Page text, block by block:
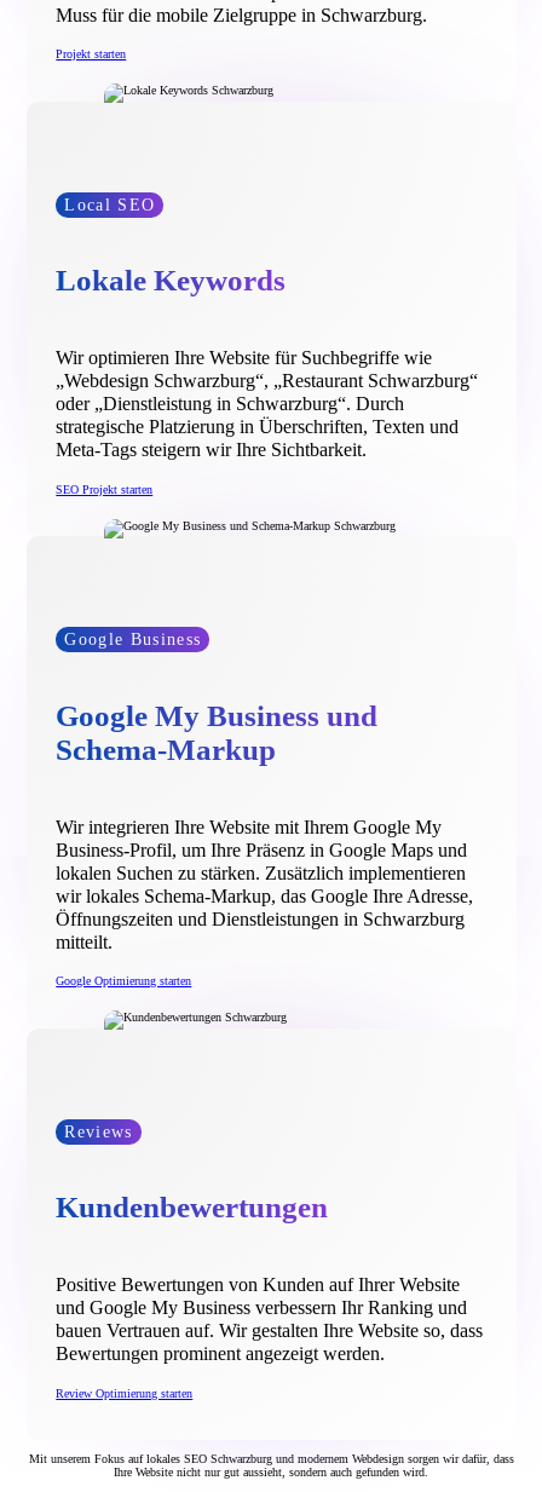
Muss für die mobile Zielgruppe in Schwarzburg.
Projekt starten
Lokale Keywords
Local SEO
Wir optimieren Ihre Website für Suchbegriffe wie
„Webdesign Schwarzburg“, „Restaurant Schwarzburg“
oder „Dienstleistung in Schwarzburg“. Durch
strategische Platzierung in Überschriften, Texten und
Meta-Tags steigern wir Ihre Sichtbarkeit.
SEO Projekt starten
Google My Business und
Schema-Markup
Google Business
Wir integrieren Ihre Website mit Ihrem Google My
Business-Profil, um Ihre Präsenz in Google Maps und
lokalen Suchen zu stärken. Zusätzlich implementieren
wir lokales Schema-Markup, das Google Ihre Adresse,
Öffnungszeiten und Dienstleistungen in Schwarzburg
mitteilt.
Google Optimierung starten
Kundenbewertungen
Reviews
Positive Bewertungen von Kunden auf Ihrer Website
und Google My Business verbessern Ihr Ranking und
bauen Vertrauen auf. Wir gestalten Ihre Website so, dass
Bewertungen prominent angezeigt werden.
Review Optimierung starten
Mit unserem Fokus auf lokales SEO Schwarzburg und modernem Webdesign sorgen wir dafür, dass
Ihre Website nicht nur gut aussieht, sondern auch gefunden wird.